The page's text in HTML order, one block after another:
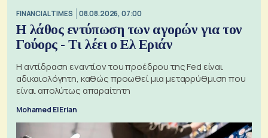
FINANCIAL TIMES 08.08.2026, 07:00
Η λάθος εντύπωση των αγορών για τον
Γούορς - Τι λέει ο Ελ Εριάν
Η αντίδραση εναντίον του προέδρου της Fed είναι
αδικαιολόγητη, καθώς προωθεί μια μεταρρύθμιση που
είναι απολύτως απαραίτητη
Mohamed El Erian